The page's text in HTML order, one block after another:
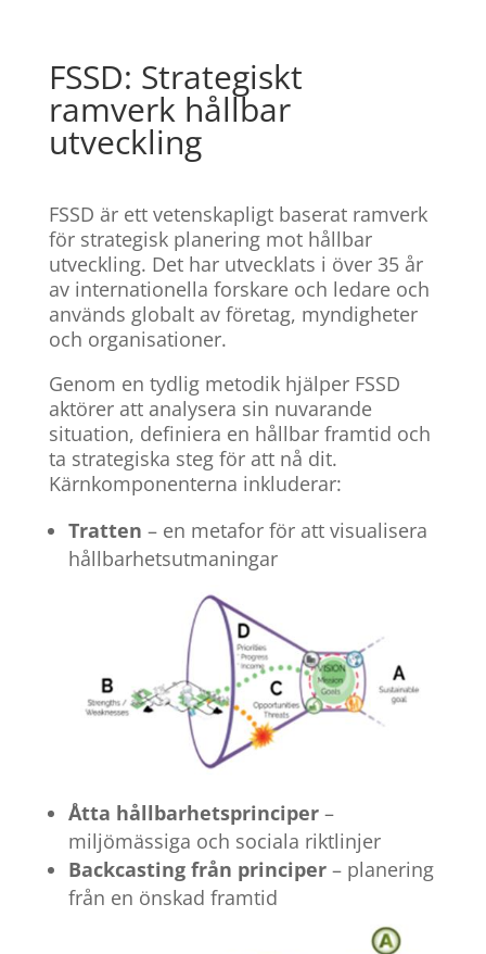
FSSD: Strategiskt
ramverk hållbar
utveckling
FSSD är ett vetenskapligt baserat ramverk
för strategisk planering mot hållbar
utveckling. Det har utvecklats i över 35 år
av internationella forskare och ledare och
används globalt av företag, myndigheter
och organisationer.
Genom en tydlig metodik hjälper FSSD
aktörer att analysera sin nuvarande
situation, definiera en hållbar framtid och
ta strategiska steg för att nå dit.
Kärnkomponenterna inkluderar:
Tratten – en metafor för att visualisera
hållbarhetsutmaningar
Åtta hållbarhetsprinciper–
miljömässiga och sociala riktlinjer
Backcasting från principer– planering
från en önskad framtid